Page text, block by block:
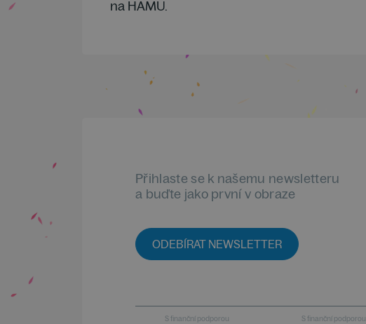
na HAMU.
Přihlaste se k našemu newsletteru
a buďte jako první v obraze
ODEBÍRAT NEWSLETTER
S finanční podporou S finanční podporou